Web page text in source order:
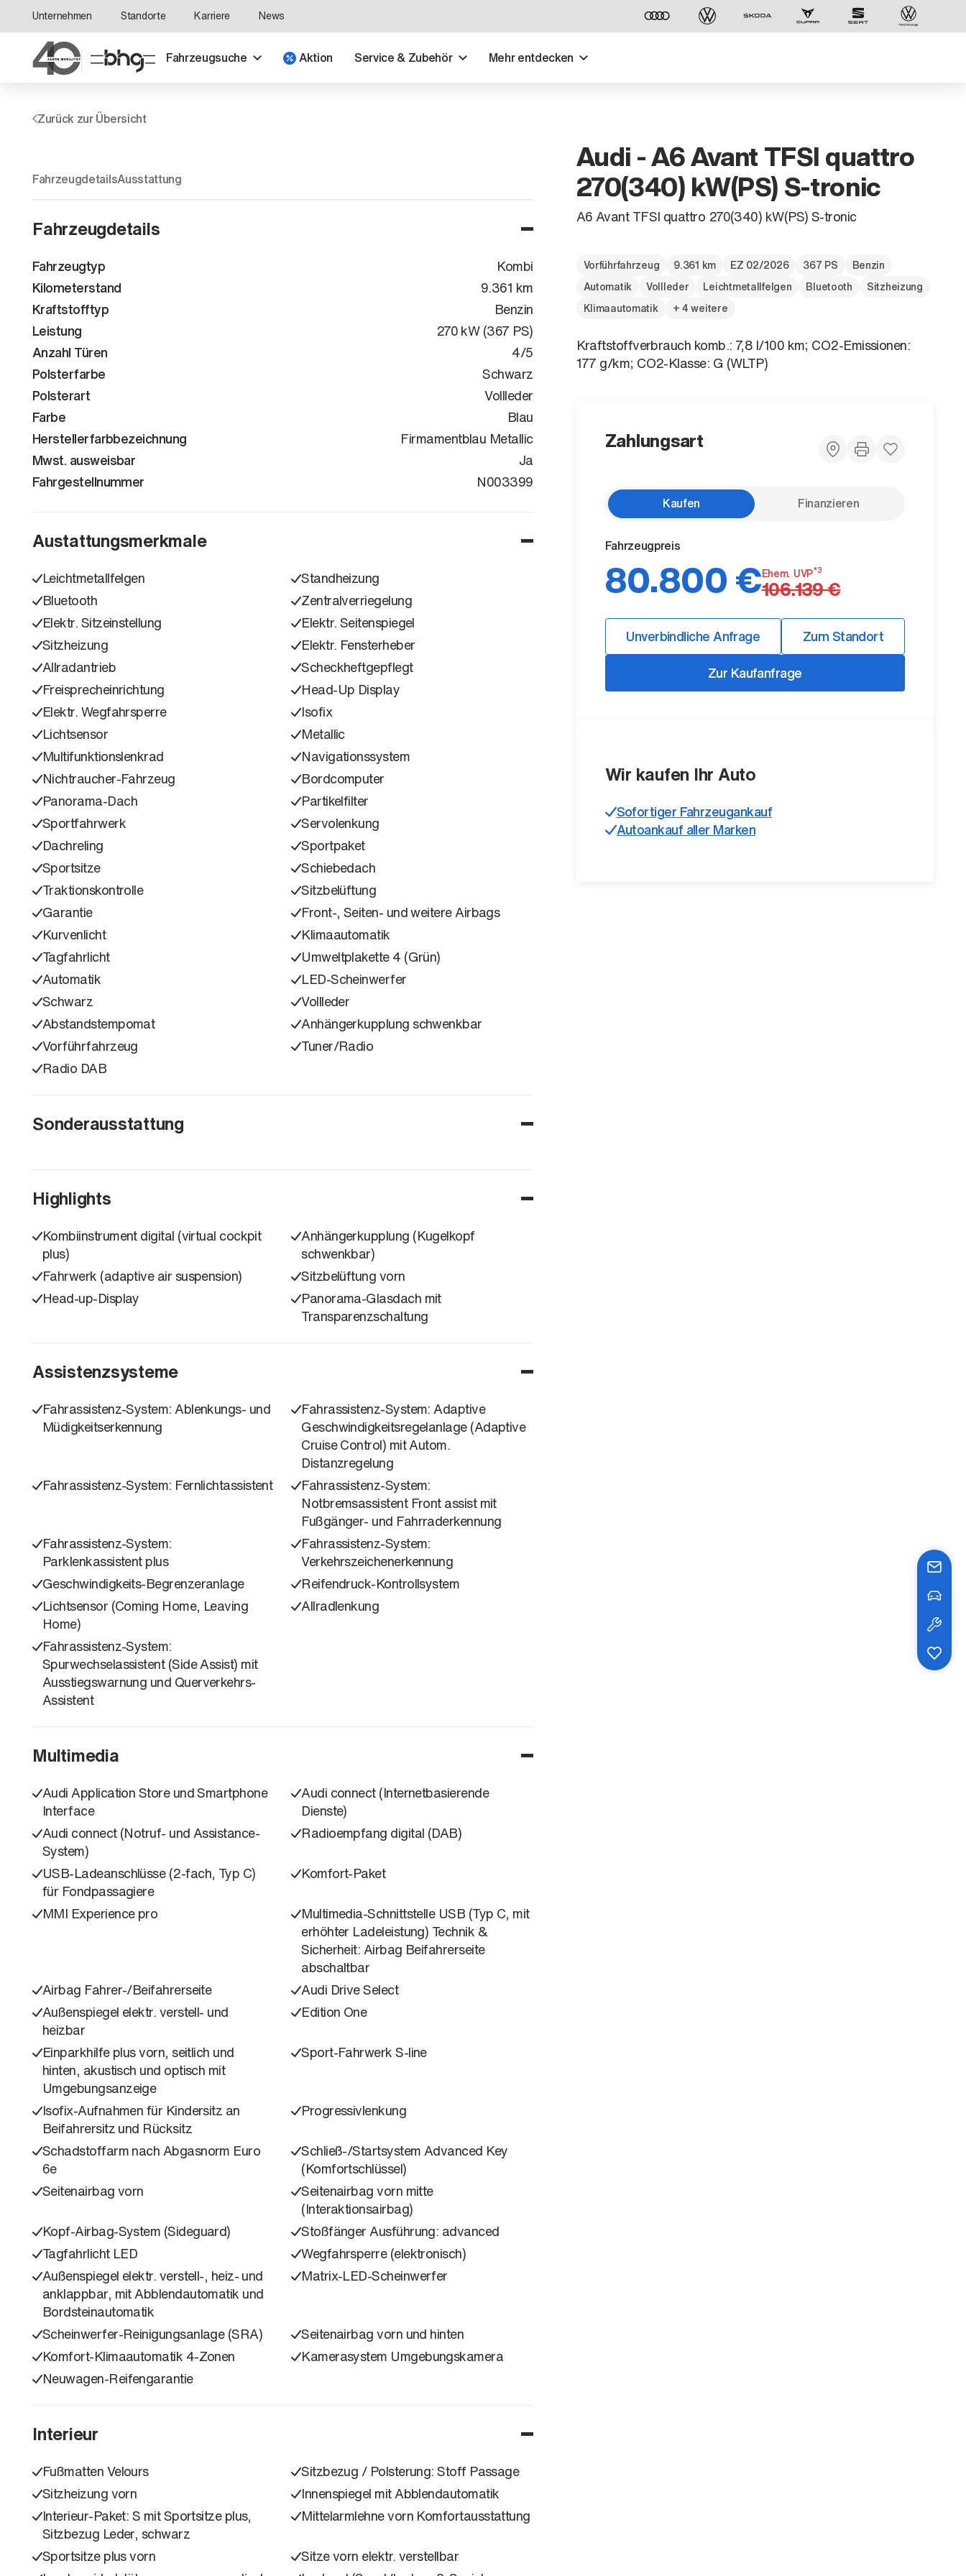
Unternehmen Standorte Karriere News
Fahrzeugsuche Aktion Service & Zubehör Mehr entdecken
Der ID. Polo Day
Am 5. September
Zurück zur Übersicht
FahrzeugdetailsAusstattung
Fahrzeugdetails
Fahrzeugtyp
Kombi
Kilometerstand
9.361 km
Kraftstofftyp
Benzin
Leistung
270 kW (367 PS)
Anzahl Türen
4/5
Polsterfarbe
Schwarz
Polsterart
Vollleder
Farbe
Blau
Herstellerfarbbezeichnung
Firmamentblau Metallic
Mwst. ausweisbar
Ja
Fahrgestellnummer
N003399
Austattungsmerkmale
Leichtmetallfelgen
Standheizung
Bluetooth
Zentralverriegelung
Elektr. Sitzeinstellung
Elektr. Seitenspiegel
Sitzheizung
Elektr. Fensterheber
Allradantrieb
Scheckheftgepflegt
Freisprecheinrichtung
Head-Up Display
Elektr. Wegfahrsperre
Isofix
Lichtsensor
Metallic
Multifunktionslenkrad
Navigationssystem
Nichtraucher-Fahrzeug
Bordcomputer
Panorama-Dach
Partikelfilter
Sportfahrwerk
Servolenkung
Dachreling
Sportpaket
Sportsitze
Schiebedach
Traktionskontrolle
Sitzbelüftung
Garantie
Front-, Seiten- und weitere Airbags
Kurvenlicht
Klimaautomatik
Tagfahrlicht
Umweltplakette 4 (Grün)
Automatik
LED-Scheinwerfer
Schwarz
Vollleder
Abstandstempomat
Anhängerkupplung schwenkbar
Vorführfahrzeug
Tuner/Radio
Radio DAB
Sonderausstattung
Highlights
Kombiinstrument digital (virtual cockpit
plus)
Anhängerkupplung (Kugelkopf
schwenkbar)
Fahrwerk (adaptive air suspension)
Sitzbelüftung vorn
Head-up-Display
Panorama-Glasdach mit
Transparenzschaltung
Assistenzsysteme
Fahrassistenz-System: Ablenkungs- und
Müdigkeitserkennung
Fahrassistenz-System: Adaptive
Geschwindigkeitsregelanlage (Adaptive
Cruise Control) mit Autom.
Distanzregelung
Fahrassistenz-System: Fernlichtassistent
Fahrassistenz-System:
Notbremsassistent Front assist mit
Fußgänger- und Fahrraderkennung
Fahrassistenz-System:
Parklenkassistent plus
Fahrassistenz-System:
Verkehrszeichenerkennung
Geschwindigkeits-Begrenzeranlage
Reifendruck-Kontrollsystem
Lichtsensor (Coming Home, Leaving
Home)
Allradlenkung
Fahrassistenz-System:
Spurwechselassistent (Side Assist) mit
Ausstiegswarnung und Querverkehrs-
Assistent
Multimedia
Audi Application Store und Smartphone
Interface
Audi connect (Internetbasierende
Dienste)
Audi connect (Notruf- und Assistance-
System)
Radioempfang digital (DAB)
USB-Ladeanschlüsse (2-fach, Typ C)
für Fondpassagiere
Komfort-Paket
MMI Experience pro
Multimedia-Schnittstelle USB (Typ C, mit
erhöhter Ladeleistung) Technik &
Sicherheit: Airbag Beifahrerseite
abschaltbar
Airbag Fahrer-/Beifahrerseite
Audi Drive Select
Außenspiegel elektr. verstell- und
heizbar
Edition One
Einparkhilfe plus vorn, seitlich und
hinten, akustisch und optisch mit
Umgebungsanzeige
Sport-Fahrwerk S-line
Isofix-Aufnahmen für Kindersitz an
Beifahrersitz und Rücksitz
Progressivlenkung
Schadstoffarm nach Abgasnorm Euro
6e
Schließ-/Startsystem Advanced Key
(Komfortschlüssel)
Seitenairbag vorn
Seitenairbag vorn mitte
(Interaktionsairbag)
Kopf-Airbag-System (Sideguard)
Stoßfänger Ausführung: advanced
Tagfahrlicht LED
Wegfahrsperre (elektronisch)
Außenspiegel elektr. verstell-, heiz- und
anklappbar, mit Abblendautomatik und
Bordsteinautomatik
Matrix-LED-Scheinwerfer
Scheinwerfer-Reinigungsanlage (SRA)
Seitenairbag vorn und hinten
Komfort-Klimaautomatik 4-Zonen
Kamerasystem Umgebungskamera
Neuwagen-Reifengarantie
Interieur
Fußmatten Velours
Sitzbezug / Polsterung: Stoff Passage
Sitzheizung vorn
Innenspiegel mit Abblendautomatik
Interieur-Paket: S mit Sportsitze plus,
Sitzbezug Leder, schwarz
Mittelarmlehne vorn Komfortausstattung
Sportsitze plus vorn
Sitze vorn elektr. verstellbar
Audi - A6 Avant TFSI quattro
270(340) kW(PS) S-tronic
A6 Avant TFSI quattro 270(340) kW(PS) S-tronic
Vorführfahrzeug 9.361 km EZ 02/2026 367 PS
Benzin
Automatik
Vollleder Leichtmetallfelgen Bluetooth
Sitzheizung
Klimaautomatik
+ 4 weitere
Kraftstoffverbrauch komb.: 7,8 l/100 km; CO2-Emissionen:
177 g/km; CO2-Klasse: G (WLTP)
Zahlungsart
Kaufen Finanzieren
Fahrzeugpreis
80.800 €Ehem. UVP*3
106.139 €
Unverbindliche Anfrage
Zum Standort
Zur Kaufanfrage
Wir kaufen Ihr Auto
Sofortiger Fahrzeugankauf
Autoankauf aller Marken